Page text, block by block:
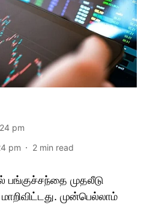
pm
pm 2 min read
பங்குச்சந்தை முதலீடு
முன்பெல்லாம்